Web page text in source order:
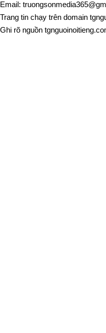
Email:
Trang tin chạy trên domain
Ghi rõ nguồn